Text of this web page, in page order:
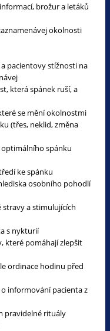
brožur a letáků
okolnosti
pacientovy stížnosti na
která spánek ruší, a
se mění okolnostmi
(třes, neklid, změna
spánku
ke spánku
osobního pohodlí
a stimulujících
s nykturií
které pomáhají zlepšit
ordinace hodinu před
informování pacienta z
pravidelné rituály